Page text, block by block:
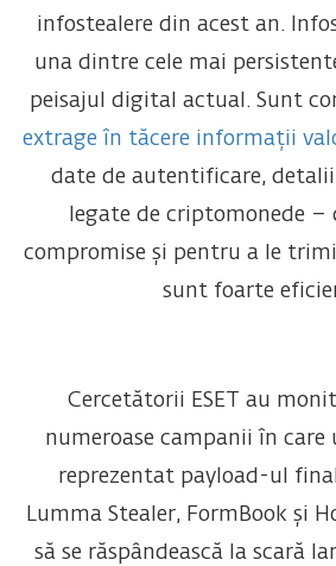
infostealere din acest an.
una dintre cele mai
peisajul digital actual. Sunt
extrage în tăcere informații
date de autentificare,
legate de criptomonede –
compromise și pentru a le
sunt foarte
Cercetătorii ESET au
numeroase campanii în care
reprezentat payload-ul
Lumma Stealer, FormBook și
să se răspândească la scară